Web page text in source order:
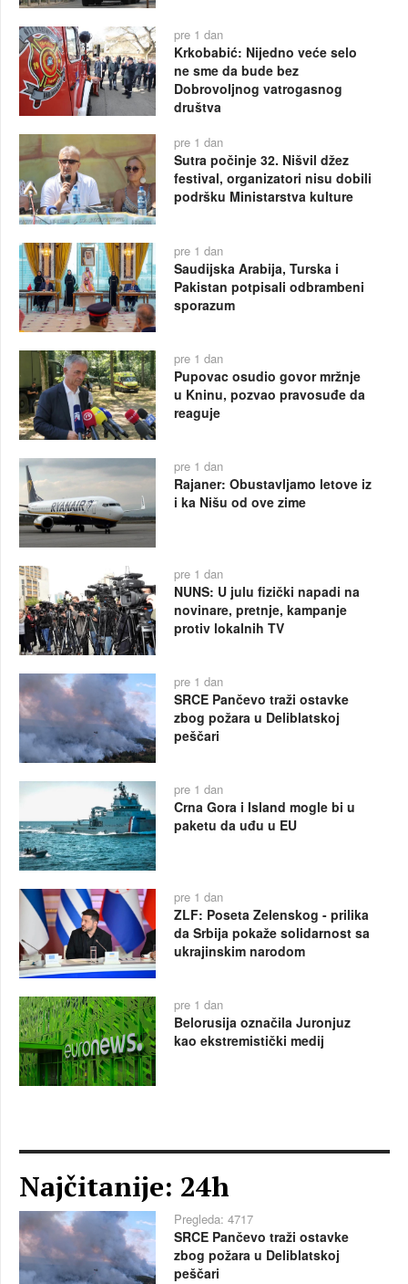
pre 1 dan
Krkobabić: Nijedno veće selo
ne sme da bude bez
Dobrovoljnog vatrogasnog
društva
pre 1 dan
Sutra počinje 32. Nišvil džez
festival, organizatori nisu dobili
podršku Ministarstva kulture
pre 1 dan
Saudijska Arabija, Turska i
Pakistan potpisali odbrambeni
sporazum
pre 1 dan
Pupovac osudio govor mržnje
u Kninu, pozvao pravosuđe da
reaguje
pre 1 dan
Rajaner: Obustavljamo letove iz
i ka Nišu od ove zime
pre 1 dan
NUNS: U julu fizički napadi na
novinare, pretnje, kampanje
protiv lokalnih TV
pre 1 dan
SRCE Pančevo traži ostavke
zbog požara u Deliblatskoj
peščari
pre 1 dan
Crna Gora i Island mogle bi u
paketu da uđu u EU
pre 1 dan
ZLF: Poseta Zelenskog - prilika
da Srbija pokaže solidarnost sa
ukrajinskim narodom
pre 1 dan
Belorusija označila Juronjuz
kao ekstremistički medij
Najčitanije: 24h
Pregleda: 4717
SRCE Pančevo traži ostavke
zbog požara u Deliblatskoj
peščari